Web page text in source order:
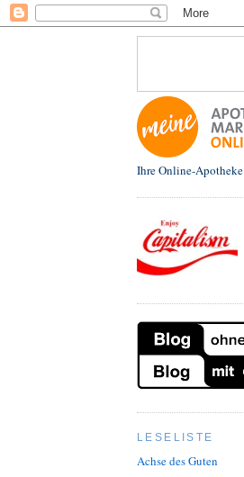
Ihre Online-Apotheke
LESELISTE
Achse des Guten